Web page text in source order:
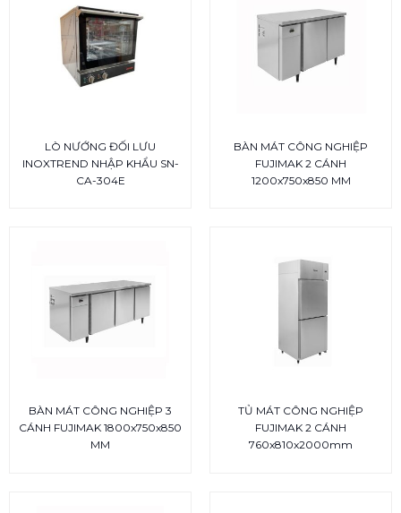
LÒ NƯỚNG ĐỐI LƯU
INOXTREND NHẬP KHẨU SN-
CA-304E
BÀN MÁT CÔNG NGHIỆP
FUJIMAK 2 CÁNH
1200x750x850 MM
BÀN MÁT CÔNG NGHIỆP 3
CÁNH FUJIMAK 1800x750x850
MM
TỦ MÁT CÔNG NGHIỆP
FUJIMAK 2 CÁNH
760x810x2000mm